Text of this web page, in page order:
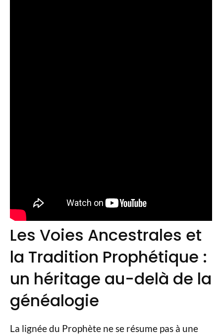
Les Voies Ancestrales et
la Tradition Prophétique :
un héritage au-delà de la
généalogie
La lignée du Prophète ne se résume pas à une